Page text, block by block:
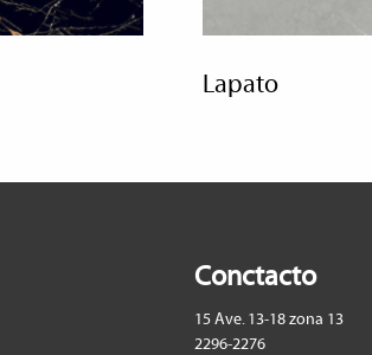
lapato
Conctacto
15 Ave. 13-18 zona 13
2296-2276